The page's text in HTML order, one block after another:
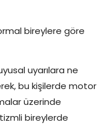
bireylere göre
uyarılara ne
bu kişilerde motor
üzerinde
bireylerde